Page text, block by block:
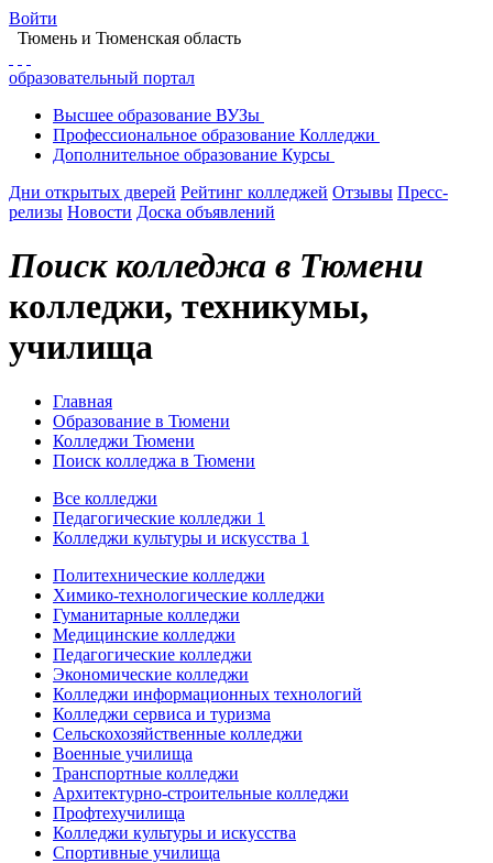
Войти
Тюмень и Тюменская область
образовательный портал
Высшее образование ВУЗы
Профессиональное образование Колледжи
Дополнительное образование Курсы
Дни открытых дверей Рейтинг колледжей Отзывы Пресс-
релизы Новости Доска объявлений
Поиск колледжа в Тюмени
колледжи, техникумы,
училища
Главная
Образование в Тюмени
Колледжи Тюмени
Поиск колледжа в Тюмени
Все колледжи
Педагогические колледжи 1
Колледжи культуры и искусства 1
Политехнические колледжи
Химико-технологические колледжи
Гуманитарные колледжи
Медицинские колледжи
Педагогические колледжи
Экономические колледжи
Колледжи информационных технологий
Колледжи сервиса и туризма
Сельскохозяйственные колледжи
Военные училища
Транспортные колледжи
Архитектурно-строительные колледжи
Профтехучилища
Колледжи культуры и искусства
Спортивные училища